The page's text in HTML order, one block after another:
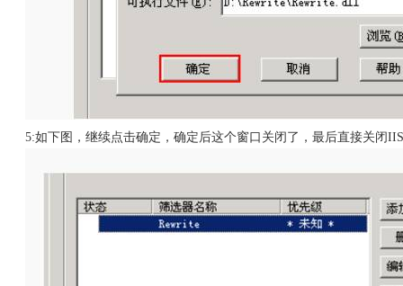
5:如下图，继续点击确定，确定后这个窗口关闭了，最后直接关闭